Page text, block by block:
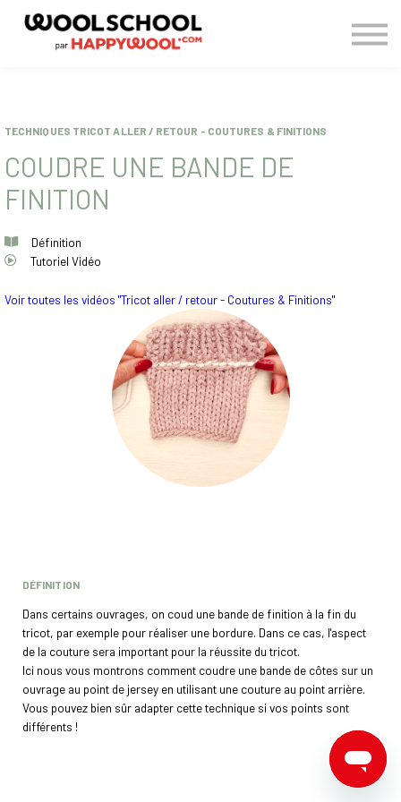
> BLOG
TECHNIQUES TRICOT ALLER / RETOUR - COUTURES & FINITIONS
COUDRE UNE BANDE DE
FINITION
Définition
Tutoriel Vidéo
Voir toutes les vidéos "Tricot aller / retour - Coutures & Finitions"
DÉFINITION
Dans certains ouvrages, on coud une bande de finition à la fin du
tricot, par exemple pour réaliser une bordure. Dans ce cas, l'aspect
de la couture sera important pour la réussite du tricot.
Ici nous vous montrons comment coudre une bande de côtes sur un
ouvrage au point de jersey en utilisant une couture au point arrière.
Vous pouvez bien sûr adapter cette technique si vos points sont
différents !